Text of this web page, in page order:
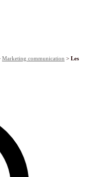
Marketing communication > Les